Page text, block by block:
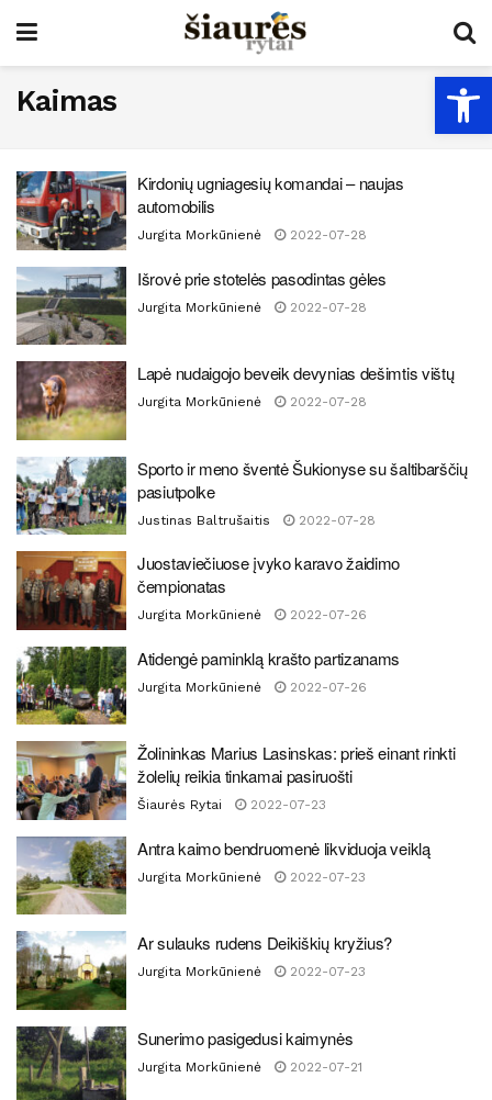
Kaimas
Kirdonių ugniagesių komandai – naujas
automobilis
Jurgita Morkūnienė 2022-07-28
Išrovė prie stotelės pasodintas gėles
Jurgita Morkūnienė 2022-07-28
Lapė nudaigojo beveik devynias dešimtis vištų
Jurgita Morkūnienė 2022-07-28
Sporto ir meno šventė Šukionyse su šaltibarščių
pasiutpolke
Justinas Baltrušaitis 2022-07-28
Juostaviečiuose įvyko karavo žaidimo
čempionatas
Jurgita Morkūnienė 2022-07-26
Atidengė paminklą krašto partizanams
Jurgita Morkūnienė 2022-07-26
Žolininkas Marius Lasinskas: prieš einant rinkti
žolelių reikia tinkamai pasiruošti
Šiaurės Rytai 2022-07-23
Antra kaimo bendruomenė likviduoja veiklą
Jurgita Morkūnienė 2022-07-23
Ar sulauks rudens Deikiškių kryžius?
Jurgita Morkūnienė 2022-07-23
Sunerimo pasigedusi kaimynės
Jurgita Morkūnienė 2022-07-21